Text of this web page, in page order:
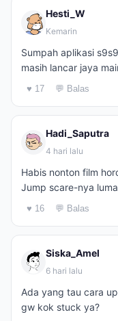
Hesti_W
Kemarin
Sumpah aplikasi
masih lancar jaya
♥ 17 💬 Balas
Hadi_Saputra
4 hari lalu
Habis nonton film
Jump scare-nya
♥ 16 💬 Balas
Siska_Amel
6 hari lalu
Ada yang tau cara
gw kok stuck ya?